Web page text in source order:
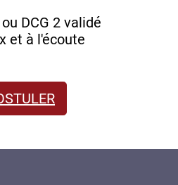
DCG 2 validé
et à l'écoute